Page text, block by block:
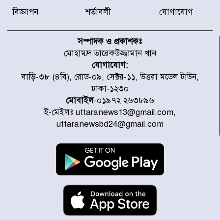
উদ্যোগে উত্তরা ১৩ নং সেক্টর-এ
পরিষ্কার-পরিচ্ছন্নতা অভিযান
ডিএমপির অভিযানে ২৪ ঘণ্টায় গ্রেপ্তার
৫০৪, উদ্ধার মাদক-অস্ত্র
সন্দ্বীপের চরে বিপদে পড়া কচ্ছপ উদ্ধার
সাগরে অবমুক্ত
মাতারবাড়ী পৌঁছে নির্ধারিত কর্মসূচিতে
যোগ দিয়েছেন প্রধানমন্ত্রী
জাতীয় সাংবাদিক সংস্থার পিরোজপুর
জেলা কমিটি অনুমোদন
বিজ্ঞাপন শর্তাবলী যোগাযোগ
সম্পাদক ও প্রকাশকঃ
মোহাম্মদ তারেকউজ্জামান খান
যোগাযোগ:
বাড়ি-৩৮ (৪বি), রোড-০৯, সেক্টর-১১, উত্তরা মডেল টাউন,
ঢাকা-১২৩০
মোবাইল-০১৯৭২ ২৬৩৮৯৬
ই-মেইলঃ uttaranews13@gmail.com,
uttaranewsbd24@gmail.com